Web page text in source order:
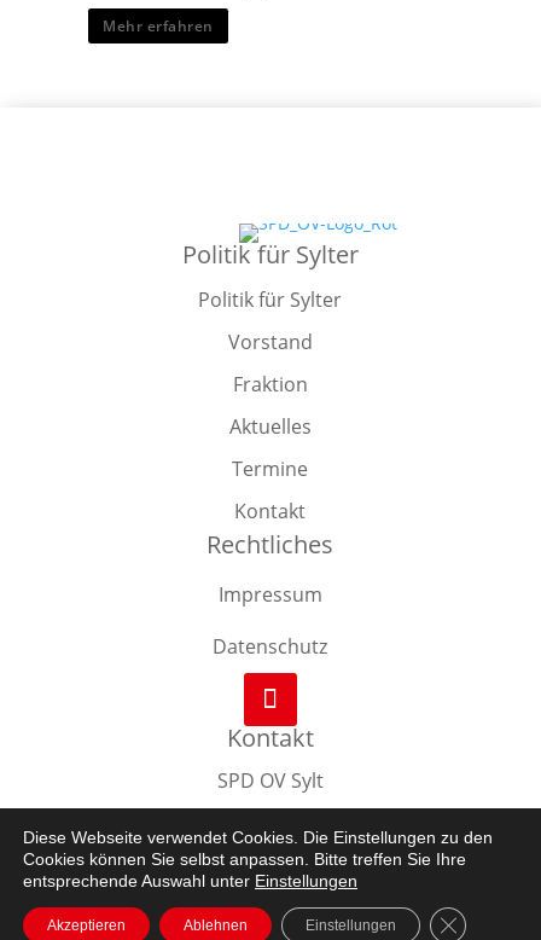
Mehr erfahren
Politik für Sylter
Politik für Sylter
Vorstand
Fraktion
Aktuelles
Termine
Kontakt
Rechtliches
Impressum
Datenschutz
Kontakt
SPD OV Sylt
Stephanstraße 6a
25980 Sylt / OT Westerland
E-Mail:info@spd-sylt.de
Diese Webseite verwendet Cookies. Die Einstellungen zu den
Cookies können Sie selbst anpassen. Bitte treffen Sie Ihre
entsprechende Auswahl unter Einstellungen
Akzeptieren Ablehnen Einstellungen GDPR